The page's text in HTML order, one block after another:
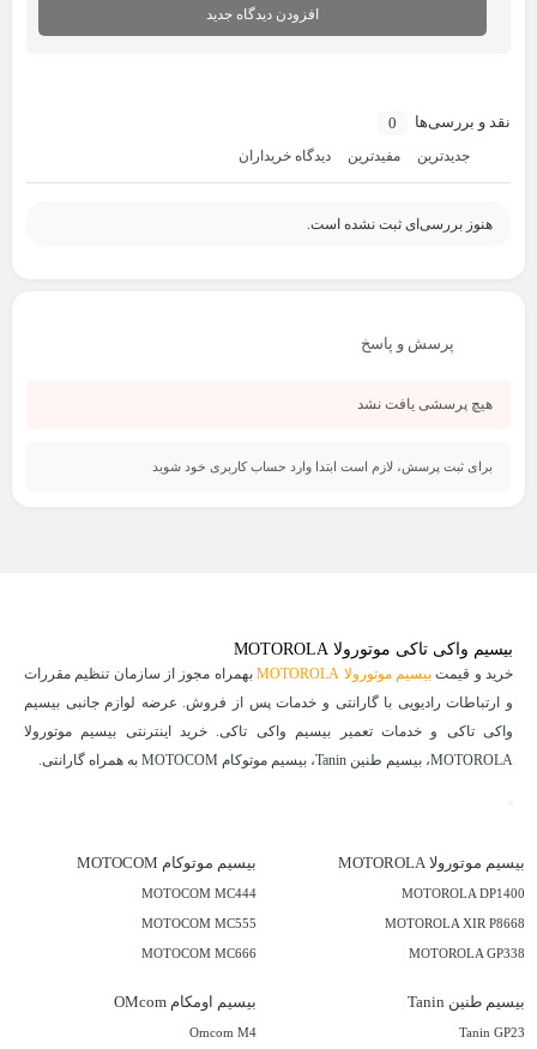
افزودن دیدگاه جدید
نقد و بررسی‌ها 0
جدیدترین مفیدترین دیدگاه خریداران
هنوز بررسی‌ای ثبت نشده است.
پرسش و پاسخ
هیچ پرسشی یافت نشد
برای ثبت پرسش، لازم است ابتدا وارد حساب کاربری خود شوید
بیسیم واکی تاکی موتورولا MOTOROLA
خرید و قیمتبیسیم موتورولا MOTOROLA
بهمراه مجوز از سازمان تنظیم مقررات
و ارتباطات رادیویی با گارانتی و خدمات پس از فروش. عرضه لوازم جانبی بیسیم
واکی تاکی و خدمات تعمیر بیسیم واکی تاکی. خرید اینترنتی بیسیم موتورولا
MOTOROLA، بیسیم طنین Tanin، بیسیم موتوکام MOTOCOM به همراه گارانتی.
بیسیم موتورولا MOTOROLA
MOTOROLA DP1400
MOTOROLA XIR P8668
MOTOROLA GP338
بیسیم موتوکام MOTOCOM
MOTOCOM MC444
MOTOCOM MC555
MOTOCOM MC666
بیسیم طنین Tanin
Tanin GP23
بیسیم اومکام OMcom
Omcom M4